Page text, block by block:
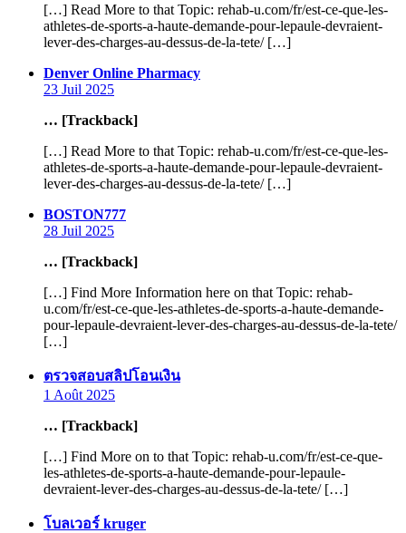
[…] Read More to that Topic: rehab-u.com/fr/est-ce-que-les-
athletes-de-sports-a-haute-demande-pour-lepaule-devraient-
lever-des-charges-au-dessus-de-la-tete/ […]
Denver Online Pharmacysays:
23 Juil 2025
… [Trackback]
[…] Read More to that Topic: rehab-u.com/fr/est-ce-que-les-
athletes-de-sports-a-haute-demande-pour-lepaule-devraient-
lever-des-charges-au-dessus-de-la-tete/ […]
BOSTON777says:
28 Juil 2025
… [Trackback]
[…] Find More Information here on that Topic: rehab-
u.com/fr/est-ce-que-les-athletes-de-sports-a-haute-demande-
pour-lepaule-devraient-lever-des-charges-au-dessus-de-la-tete/
[…]
ตรวจสอบสลิปโอนเงิน
1 Août 2025
… [Trackback]
[…] Find More on to that Topic: rehab-u.com/fr/est-ce-que-
les-athletes-de-sports-a-haute-demande-pour-lepaule-
devraient-lever-des-charges-au-dessus-de-la-tete/ […]
โบลเวอร์ krugersays: